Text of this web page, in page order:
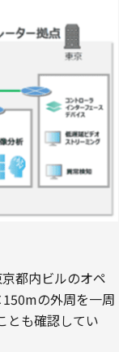
都内ビルのオペ
の外周を一周
とも確認してい